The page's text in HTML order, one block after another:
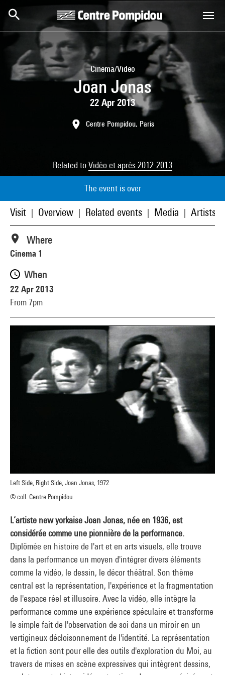
Skip to main content
Centre Pompidou
Cinema/Video
Joan Jonas
22 Apr 2013
Centre Pompidou, Paris
Related toVidéo et après 2012-2013
The event is over
Visit Overview Related events Media Artists/
Left Side, Right Side, Joan Jonas, 1972
© coll. Centre Pompidou
L’artiste new yorkaise Joan Jonas, née en 1936, est
considérée comme une pionnière de la performance.
Diplômée en histoire de l'art et en arts visuels, elle trouve
dans la performance un moyen d'intégrer divers éléments
comme la vidéo, le dessin, le décor théâtral. Son thème
central est la représentation, l'expérience et la fragmentation
de l'espace réel et illusoire. Avec la vidéo, elle intègre la
performance comme une expérience spéculaire et transforme
le simple fait de l'observation de soi dans un miroir en un
vertigineux décloisonnement de l'identité. La représentation
et la fiction sont pour elle des outils d'exploration du Moi, au
travers de mises en scène expressives qui intègrent dessins,
Where
Cinema 1
When
22 Apr 2013
From 7pm